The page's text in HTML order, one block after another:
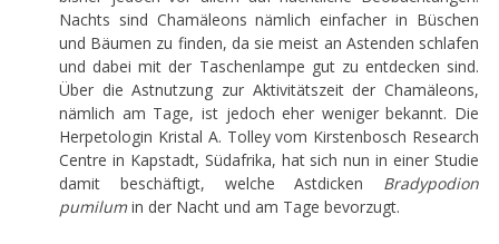
Nachts sind Chamäleons nämlich einfacher in Büschen
und Bäumen zu finden, da sie meist an Astenden schlafen
und dabei mit der Taschenlampe gut zu entdecken sind.
Über die Astnutzung zur Aktivitätszeit der Chamäleons,
nämlich am Tage, ist jedoch eher weniger bekannt. Die
Herpetologin Kristal A. Tolley vom Kirstenbosch Research
Centre in Kapstadt, Südafrika, hat sich nun in einer Studie
damit beschäftigt, welche Astdicken Bradypodion
pumilumin der Nacht und am Tage bevorzugt.